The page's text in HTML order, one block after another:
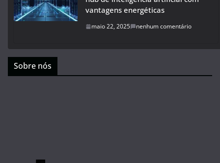
vantagens energéticas
maio 22, 2025 nenhum comentário
Sobre nós